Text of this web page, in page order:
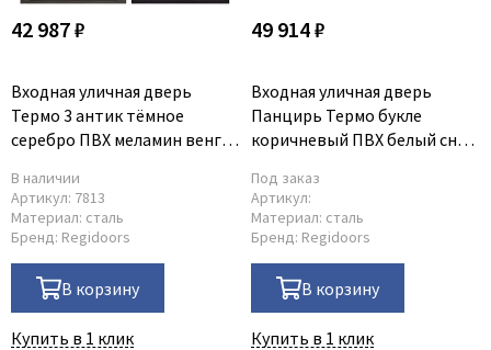
42 987 ₽
Входная уличная дверь
Термо 3 антик тёмное
серебро ПВХ меламин венге
В наличии
Артикул: 7813
Материал: сталь
Бренд: Regidoors
В корзину
Купить в 1 клик
49 914 ₽
Входная уличная дверь
Панцирь Термо букле
коричневый ПВХ белый снег
Под заказ
Артикул:
Материал: сталь
Бренд: Regidoors
В корзину
Купить в 1 клик